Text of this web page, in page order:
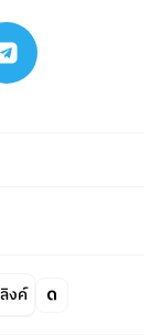
งค์